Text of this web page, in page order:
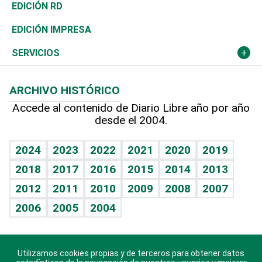
Ocenanía
Caribe
Resto del mundo
Telecom.
Global y variable
Economía personal
Sociales
Novedades
Podcast Arte Libre
Hablando con el pediatra
Vida y familia
Eñe
Celebrando la vida
Sin complejos
En pocas palabras
Tenis
Olimpismo
Más deportes
Línea de hit
TBT Deportivo
El Espía
Noticiero Poteleche
Columnistas
Más firmas
Historia
Martes de tecnología
Cambio climático
Revista
Deportes
Opinión
Hecho en casa
Guía del dinero
EDICIÓN RD
EDICIÓN IMPRESA
SERVICIOS
Cumpleaños
Horóscopos
Crucigramas
ARCHIVO HISTÓRICO
Accede al contenido de Diario Libre año por año
desde el 2004.
2024 2023 2022 2021 2020
2019
2018
2017 2016 2015 2014
2013
2012
2011 2010 2009 2008
2007
2006
2005 2004
Descarga nuestras aplicaciones para Android, iOS y
Utilizamos cookies propias y de terceros para obtener datos